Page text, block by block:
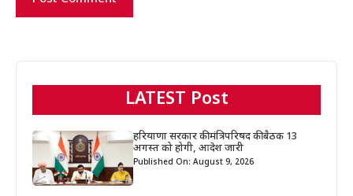
LATEST Post
हरियाणा सरकार की मंत्रिपरिषद की बैठक 13
अगस्त को होगी, आदेश जारी
Published On: August 9, 2026